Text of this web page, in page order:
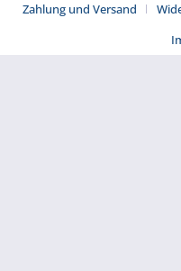
Zahlung und Versand